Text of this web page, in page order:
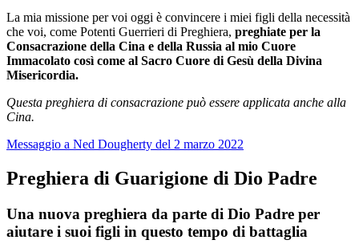
La mia missione per voi oggi è convincere i miei figli della necessità
che voi, come Potenti Guerrieri di Preghiera, preghiate per la
Consacrazione della Cina e della Russia al mio Cuore
Immacolato così come al Sacro Cuore di Gesù della Divina
Misericordia.
Questa preghiera di consacrazione può essere applicata anche alla
Cina.
Messaggio a Ned Dougherty del 2 marzo 2022
Preghiera di Guarigione di Dio Padre
Una nuova preghiera da parte di Dio Padre per
aiutare i suoi figli in questo tempo di battaglia